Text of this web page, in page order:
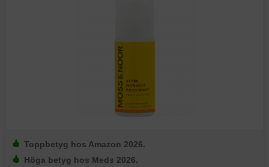
Toppbetyg hos Amazon 2026.
Höga betyg hos Meds 2026.